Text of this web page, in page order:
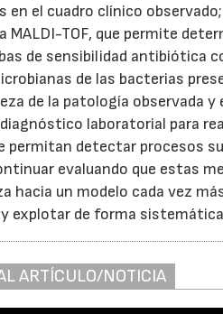
en el cuadro clínico
MALDI-TOF, que permite
de sensibilidad antibiótica
de las bacterias
de la patología observada
diagnóstico laboratorial para
permitan detectar procesos
evaluando que estas
hacia un modelo cada vez
explotar de forma
ARTÍCULO/NOTICIA